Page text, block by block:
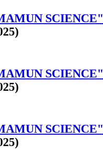
SCIENCE"
SCIENCE"
SCIENCE"